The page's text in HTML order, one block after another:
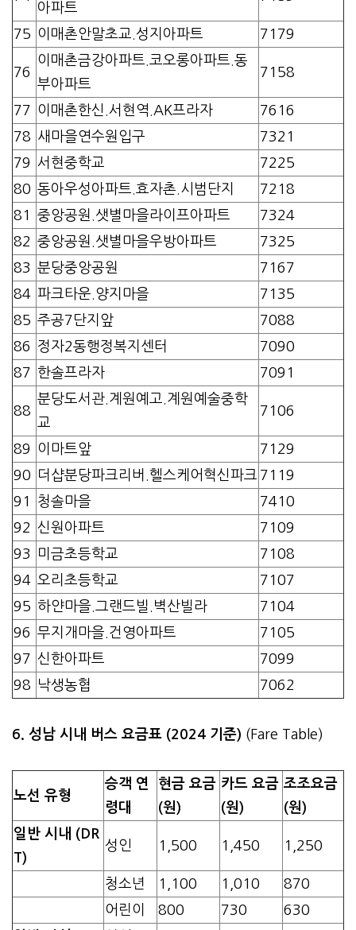
아파트
75 이매촌안말초교.성지아파트 7179
76
이매촌금강아파트.코오롱아파트.동
부아파트
7158
77 이매촌한신.서현역.AK프라자
7616
78 새마을연수원입구
7321
79 서현중학교
7225
80 동아우성아파트.효자촌.시범단지
7218
81
중앙공원.샛별마을라이프아파트
7324
82 중앙공원.샛별마을우방아파트
7325
83 분당중앙공원
7167
84 파크타운.양지마을
7135
85 주공7단지앞
7088
86
정자2동행정복지센터
7090
87 한솔프라자 7091
88
분당도서관.계원예고.계원예술중학
교
7106
89 이마트앞
7129
90
더샵분당파크리버.헬스케어혁신파크 7119
91
청솔마을
7410
92 신원아파트
7109
93
미금초등학교
7108
94 오리초등학교
7107
95 하얀마을.그랜드빌.벽산빌라
7104
96 무지개마을.건영아파트
7105
97 신한아파트
7099
98
낙생농협 7062
6. 성남 시내 버스 요금표 (2024 기준) (Fare Table)
노선 유형
승객 연
령대
현금 요금
(원)
카드 요금
(원)
조조요금
(원)
일반 시내 (DR
T)
성인 1,500 1,450 1,250
청소년 1,100 1,010
870
어린이
800 730
630